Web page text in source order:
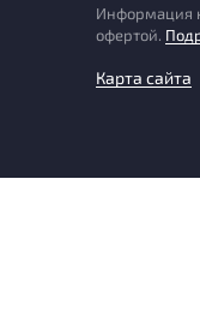
Информация
офертой.
Карта сайта